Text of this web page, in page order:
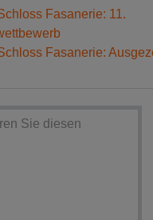
Fasanerie: 11.
Fasanerie: